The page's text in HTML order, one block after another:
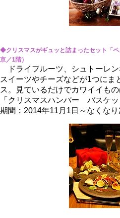
◆クリスマスがギュッと詰まったセット「
京／1階）
ドライフルーツ、シュトーレ
スイーツやチーズなどが1つにま
ス。見ているだけでカワイイもの
「クリスマスハンパー バスケッ
期間：2014年11月1日～なくな